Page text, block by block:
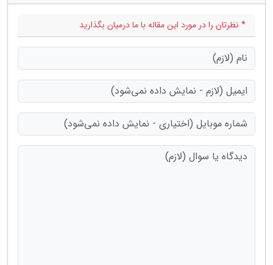
* نظرتان را در مورد این مقاله با ما درمیان بگذارید